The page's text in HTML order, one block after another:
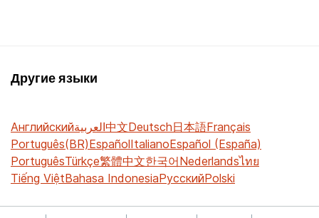
Другие языки
Английскийالعربية中文Deutsch日本語Français
Português(BR)EspañolItalianoEspañol (España)
PortuguêsTürkçe繁體中文한국어Nederlandsไทย
Tiếng ViệtBahasa IndonesiaРусскийPolski